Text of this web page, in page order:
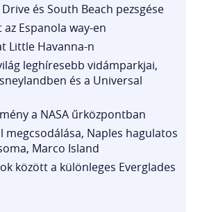
és South Beach pezsgése
Espanola way-en
Little Havanna-n
leghíresebb vidámparkjai,
és a Universal
a NASA űrközpontban
megcsodálása, Naples hagulatos
Marco Island
között a különleges Everglades